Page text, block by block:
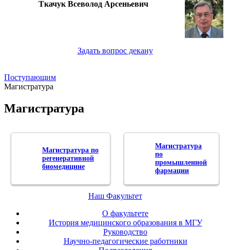
Ткачук Всеволод Арсеньевич
Задать вопрос декану
Поступающим
Магистратура
Магистратура
Магистратура по
регенеративной
биомедицине
Магистратура
по
промышленной
фармации
Наш Факультет
О факультете
История медицинского образования в МГУ
Руководство
Научно-педагогические работники